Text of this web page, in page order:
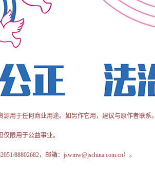
用于任何商业用途。如另作它用，建议与原作者联系。
限用于公益事业。
88802682，邮箱：jswmw@jschina.com.cn）。